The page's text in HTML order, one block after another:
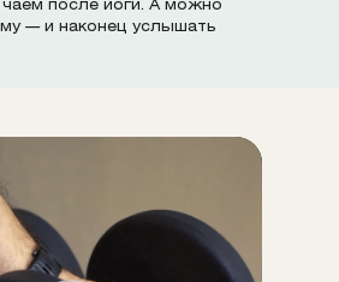
после йоги. А можно
— и наконец услышать